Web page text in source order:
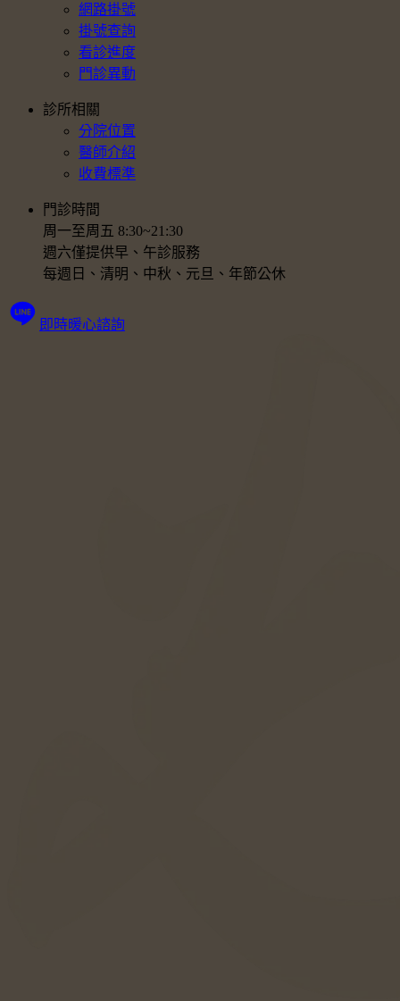
網路掛號
掛號查詢
看診進度
門診異動
診所相關
分院位置
醫師介紹
收費標準
門診時間
周一至周五 8:30~21:30
週六僅提供早、午診服務
每週日、清明、中秋、元旦、年節公休
即時暖心諮詢